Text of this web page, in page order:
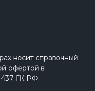
носит справочный
офертой в
437 ГК РФ